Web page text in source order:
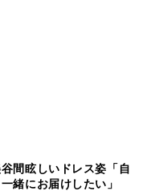
間眩しいドレス姿「自
緒にお届けしたい」